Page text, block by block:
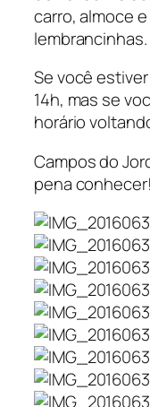
carro, almoce
lembrancinhas.
Se você
14h, mas se
horário
Campos do
pena conhecer!